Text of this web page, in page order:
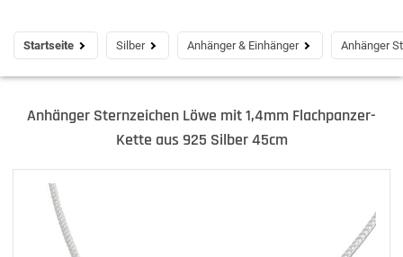
Startseite Silber Anhänger & Einhänger Anhänger
Anhänger Sternzeichen Löwe mit 1,4mm Flachpanzer-
Kette aus 925 Silber 45cm